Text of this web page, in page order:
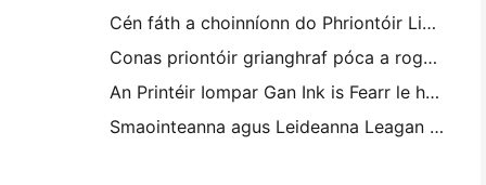
Cén fáth a choinníonn do Phriontóir Lipéad ag Jamming?
Conas priontóir grianghraf póca a roghnú: Treoir iomlán d'úsáideoirí iris, taistil agus iPhone
An Printéir Iompar Gan Ink is Fearr le haghaidh Taistil, Scoil, agus Oibre Soghluaiste: Athbhreithniú Hanin MT620 Pro
Smaointeanna agus Leideanna Leagan amach Balla Mini Photo le haghaidh maisiú seomra leapa agus dormitory